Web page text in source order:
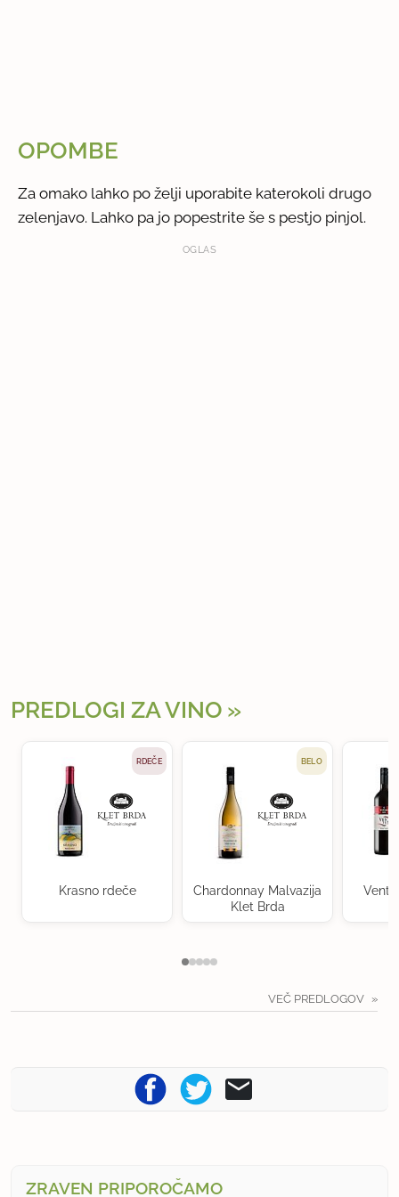
OPOMBE
Za omako lahko po želji uporabite katerokoli drugo
zelenjavo. Lahko pa jo popestrite še s pestjo pinjol.
OGLAS
PREDLOGI ZA VINO
RDEČE
Krasno rdeče
BELO
Chardonnay Malvazija
Klet Brda
VEČ PREDLOGOV
ZRAVEN PRIPOROČAMO